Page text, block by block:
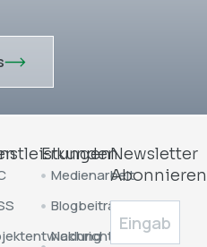
Erkunden
Medienarbeit
Blogbeiträge
Nachrichten &
Newsletter
Abonnieren